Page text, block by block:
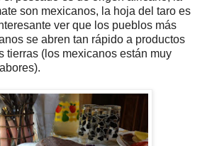
son mexicanos, la hoja del taro es
ver que los pueblos más
se abren tan rápido a productos
tierras (los mexicanos están muy